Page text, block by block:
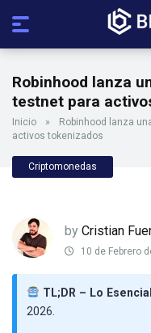
Robinhood lanza
testnet para
Inicio »
Robinhood lanza
activos tokenizados
Criptomonedas
by Cristian
10 de Febrero
TL;DR – Lo
2026.